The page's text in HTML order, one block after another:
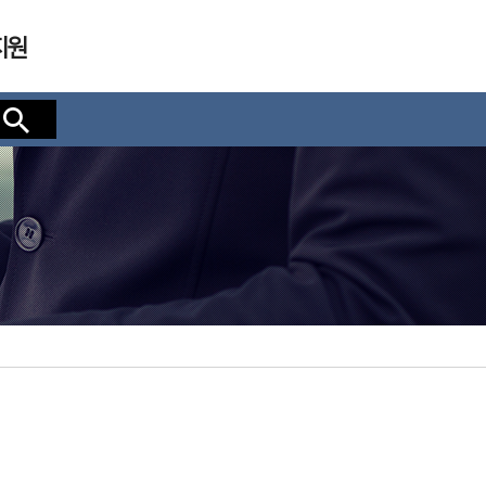
원
검색